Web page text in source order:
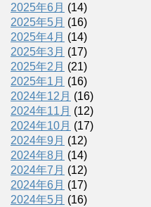
2025年6月 (14)
2025年5月 (16)
2025年4月 (14)
2025年3月 (17)
2025年2月 (21)
2025年1月 (16)
2024年12月 (16)
2024年11月 (12)
2024年10月 (17)
2024年9月 (12)
2024年8月 (14)
2024年7月 (12)
2024年6月 (17)
2024年5月 (16)